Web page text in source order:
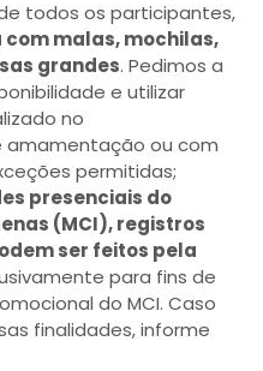
todos os participantes,
malas, mochilas,
grandes. Pedimos a
e utilizar
no
amamentação ou com
permitidas;
presenciais do
(MCI), registros
ser feitos pela
para fins de
do MCI. Caso
finalidades, informe